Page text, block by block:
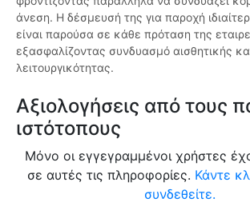
άνεση. Η δέσμευσή της για παροχή
είναι παρούσα σε κάθε πρόταση της
εξασφαλίζοντας συνδυασμό αισθητικής
λειτουργικότητας.
Αξιολογήσεις από τους
ιστότοπους
Μόνο οι εγγεγραμμένοι χρήστες
σε αυτές τις πληροφορίες. Κάντε
συνδεθείτε.